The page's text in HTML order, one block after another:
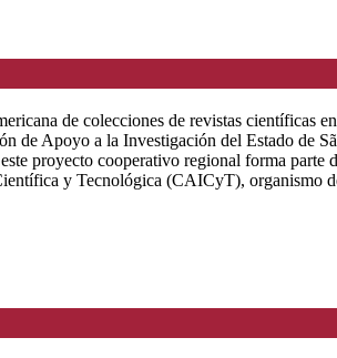
de colecciones de revistas
de Apoyo a la Investigación del Estado de
proyecto cooperativo regional forma
y Tecnológica (CAICyT),